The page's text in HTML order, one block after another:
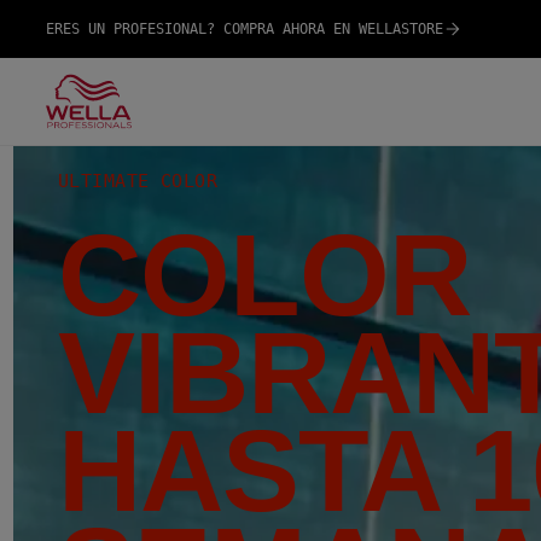
ERES UN PROFESIONAL? COMPRA AHORA EN WELLASTORE
ULTIMATE COLOR
COLOR
HASTA